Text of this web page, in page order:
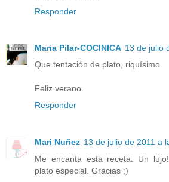
Responder
Maria Pilar-COCINICA 13 de julio
Que tentación de plato, riquísimo.
Feliz verano.
Responder
Mari Nuñez 13 de julio de 2011 a
Me encanta esta receta. Un
plato especial. Gracias ;)